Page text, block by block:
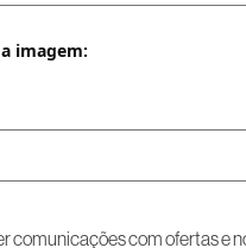
imagem:
comunicações com ofertas e